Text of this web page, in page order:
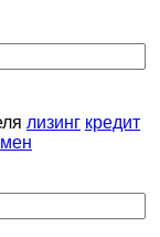
лизинг кредит